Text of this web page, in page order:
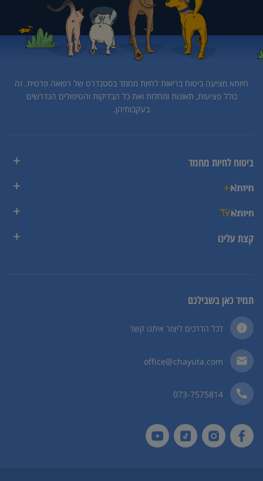
חיותא מציעה ביטוח בריאות לחיות מחמד בסטנדרט של רפואה פרטית. זה
כולל פציעות, תאונות ומחלות ואת כל הבדיקות והטיפולים הנדרשים
בעקבותיהן.
ביטוח לחיות מחמד
קצת עלינו
תמיד כאן בשבילכם
לכל הדרכים ליצור איתנו קשר
office@chayuta.com
073-7575814